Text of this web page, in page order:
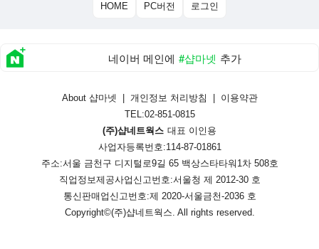
HOME PC버전 로그인
네이버 메인에 #샵마넷 추가
About 샵마넷 개인정보 처리방침
이용약관
TEL:02-851-0815
(주)샵네트웍스 대표 이인용
사업자등록번호:114-87-01861
주소:서울 금천구 디지털로9길 65 백상스타타워1차 508호
직업정보제공사업신고번호:서울청 제 2012-30 호
통신판매업신고번호:제 2020-서울금천-2036 호
Copyright©(주)샵네트웍스. All rights reserved.